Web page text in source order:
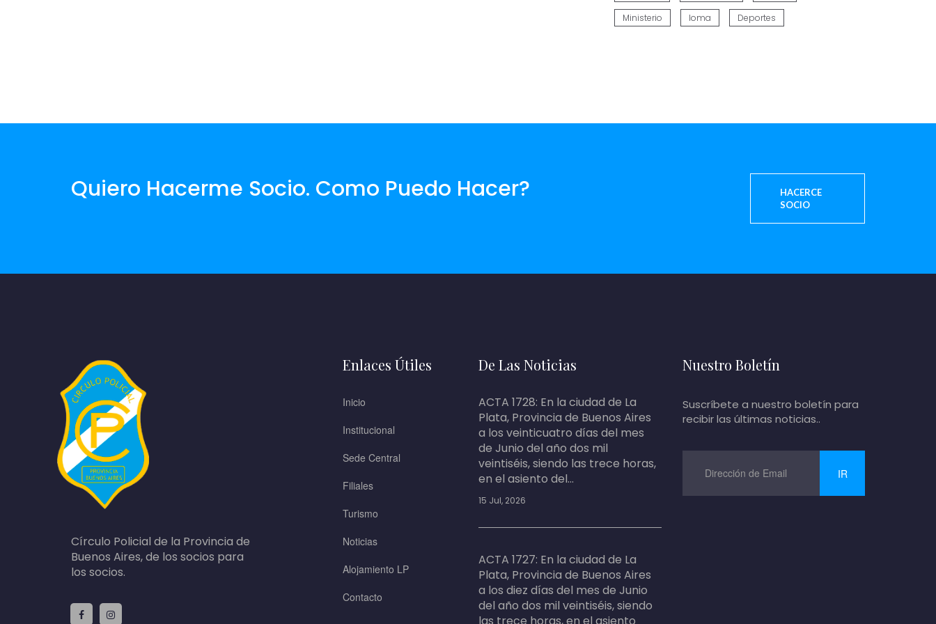
Ministerio Ioma Deportes
Quiero Hacerme Socio. Como Puedo Hacer?
HACERCE
SOCIO
Círculo Policial de la Provincia de
Buenos Aires, de los socios para
los socios.
Enlaces Útiles
Inicio
Institucional
Sede Central
Filiales
Turismo
Noticias
Alojamiento LP
Contacto
De Las Noticias
ACTA 1728: En la ciudad de La
Plata, Provincia de Buenos Aires
a los veinticuatro días del mes
de Junio del año dos mil
veintiséis, siendo las trece horas,
en el asiento del...
15 Jul, 2026
ACTA 1727: En la ciudad de La
Plata, Provincia de Buenos Aires
a los diez días del mes de Junio
del año dos mil veintiséis, siendo
Nuestro Boletín
Suscríbete a nuestro boletín para
recibir las últimas noticias..
IR